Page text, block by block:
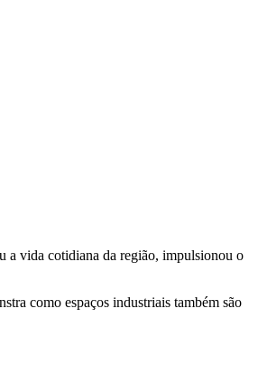
a vida cotidiana da região, impulsionou o
como espaços industriais também são